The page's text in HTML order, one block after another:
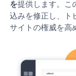
を提供します。こ
込みを修正し、ト
サイトの権威を高